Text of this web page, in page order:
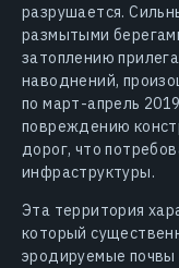
разрушается.
размытыми
затоплению
наводнений,
по март-апрель
повреждению
дорог, что
инфраструктуры.
Эта территория
который
эродируемые